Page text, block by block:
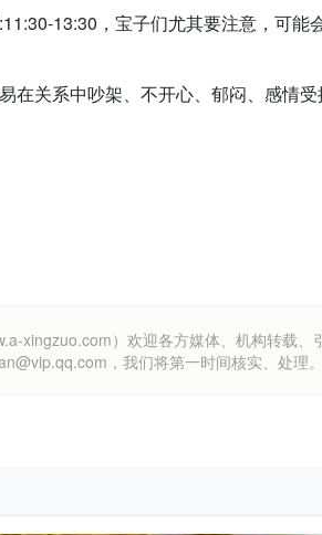
13:30，宝子们尤其要注意，可
在关系中吵架、不开心、郁闷、感情
xingzuo.com）欢迎各方媒体、机构转载
，我们将第一时间核实、处理